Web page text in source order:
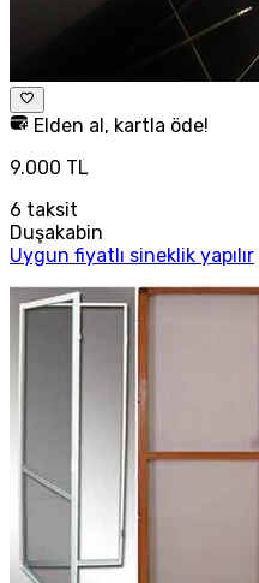
Elden al, kartla öde!
9.000 TL
6 taksit
Duşakabin
Uygun fiyatlı sineklik yapılır